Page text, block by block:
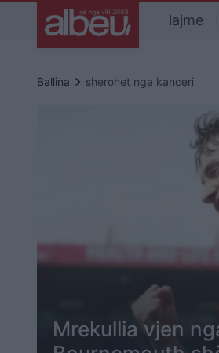
lajme
Ballina keyboard_arrow_right sherohet nga kanceri
Mrekullia vjen